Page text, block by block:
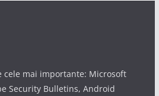
cele mai importante: Microsoft
Security Bulletins, Android